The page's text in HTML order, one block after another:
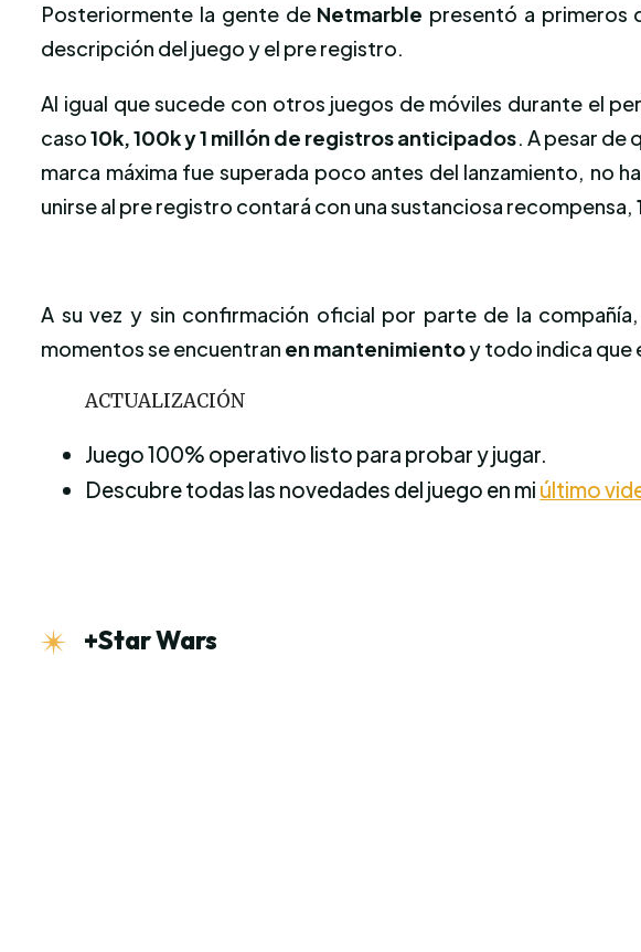
Posteriormente la gente de Netmarble presentó a primeros
descripción del juego y el pre registro.
Al igual que sucede con otros juegos de móviles durante el
caso10k, 100k y 1 millón de registros anticipados . A pesar de
marca máxima fue superada poco antes del lanzamiento, no
unirse al pre registro contará con una sustanciosa recompensa,
A su vez y sin confirmación oficial por parte de la
momentos se encuentran en mantenimientoy todo indica que
ACTUALIZACIÓN
Juego 100% operativo listo para probar y jugar.
Descubre todas las novedades del juego en mi último
+Star Wars